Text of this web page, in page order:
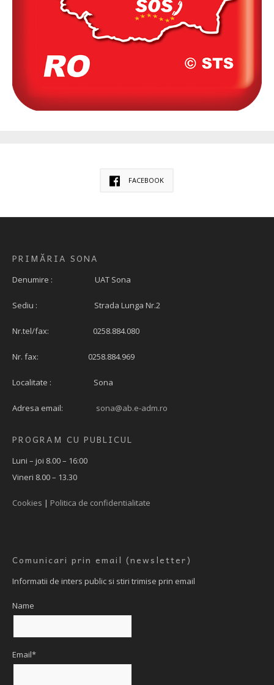
FACEBOOK
PRIMĂRIA SONA
Denumire : UAT Sona
Sediu : Strada Lunga Nr.2
Nr.tel/fax: 0258.884.080
Nr. fax: 0258.884.969
Localitate : Sona
Adresa email: sona@ab.e-adm.ro
PROGRAM CU PUBLICUL
Luni – joi 8.00 – 16:00
Vineri 8.00 – 13.30
Cookies | Politica de confidentialitate
Comunicari prin email (newsletter)
Informatii de inters public si stiri trimise prin email
Name
Email*